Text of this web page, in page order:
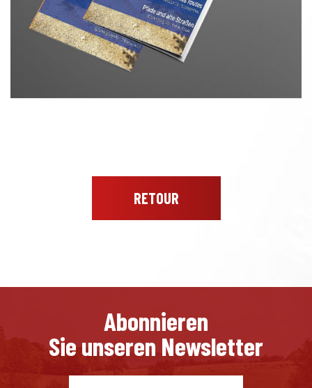
RETOUR
Abonnieren
Sie unseren Newsletter